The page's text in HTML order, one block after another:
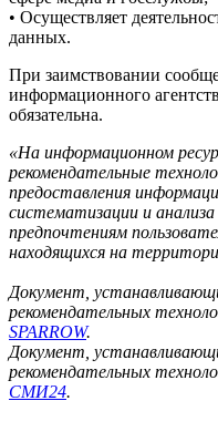
• Осуществляет
данных.
При заимствовании
информационного
обязательна.
«На информационном
рекомендательные
предоставления
систематизации и
предпочтениям
находящихся на
Документ,
рекомендательных
SPARROW.
Документ,
рекомендательных
СМИ24.